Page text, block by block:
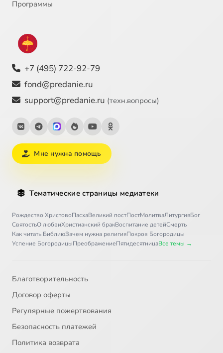
Программы
+7 (495) 722-92-79
fond@predanie.ru
support@predanie.ru (техн.вопросы)
Мне нужна помощь
Тематические страницы медиатеки
Рождество ХристовоПасхаВеликий постПостМолитваЛитургияБог
СвятостьО любвиХристианский бракВоспитание детейСмерть
Как читать БиблиюЗачем нужна религияПокров Богородицы
Успение БогородицыПреображениеПятидесятницаВсе темы →
Благотворительность
Договор оферты
Регулярные пожертвования
Безопасность платежей
Политика возврата